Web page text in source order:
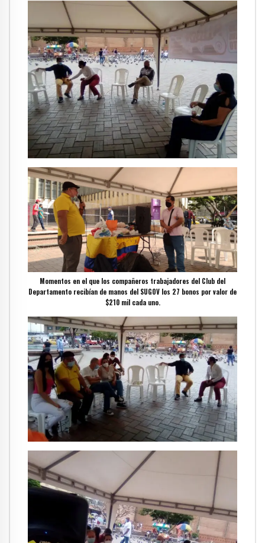
Momentos en el que los compañeros trabajadores del Club del
Departamento recibían de manos del SUGOV los 27 bonos por valor de
$210 mil cada uno.